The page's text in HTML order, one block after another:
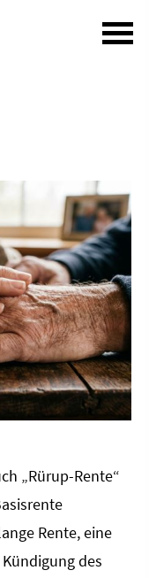
„Rürup-Rente“
Rente, eine
des